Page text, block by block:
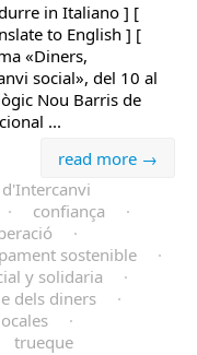
in Italiano ] [
to English ] [
«Diners,
social», del 10 al
Nou Barris de
...
read more →
· confiança
·
·
sostenible
·
y solidaria
·
dels diners
·
·
trueque